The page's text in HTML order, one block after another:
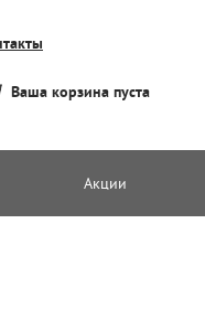
Ваша корзина пуста
Акции